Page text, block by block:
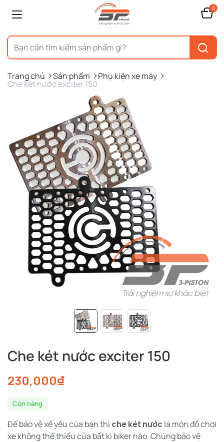
0
Trang chủ Sản phẩm Phụ kiện xe máy
Che két nước exciter 150
Che két nước exciter 150
230,000₫
Còn hàng
Để bảo vệ xế yêu của bạn thì che két nước là món đồ chơi
xe không thể thiếu của bất kì biker nào. Chúng bảo vệ